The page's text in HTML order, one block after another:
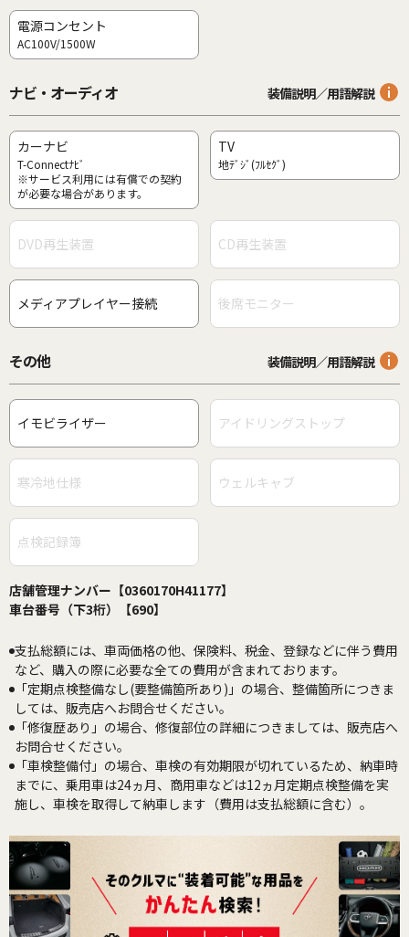
電源コンセント
AC100V/1500W
ナビ・オーディオ 装備説明／用語解説
カーナビ
T-Connectﾅﾋﾞ
※サービス利用には有償での契約
が必要な場合があります。
TV
地ﾃﾞｼﾞ(ﾌﾙｾｸﾞ)
DVD再生装置 CD再生装置
メディアプレイヤー接続 後席モニター
その他 装備説明／用語解説
イモビライザー アイドリングストップ
寒冷地仕様 ウェルキャブ
点検記録簿
店舗管理ナンバー【0360170H41177】
車台番号（下3桁）【690】
支払総額には、車両価格の他、保険料、税金、登録などに伴う費用
など、購入の際に必要な全ての費用が含まれております。
「定期点検整備なし(要整備箇所あり)」の場合、整備箇所につきま
しては、販売店へお問合せください。
「修復歴あり」の場合、修復部位の詳細につきましては、販売店へ
お問合せください。
「車検整備付」の場合、車検の有効期限が切れているため、納車時
までに、乗用車は24ヵ月、商用車などは12ヵ月定期点検整備を実
施し、車検を取得して納車します（費用は支払総額に含む）。